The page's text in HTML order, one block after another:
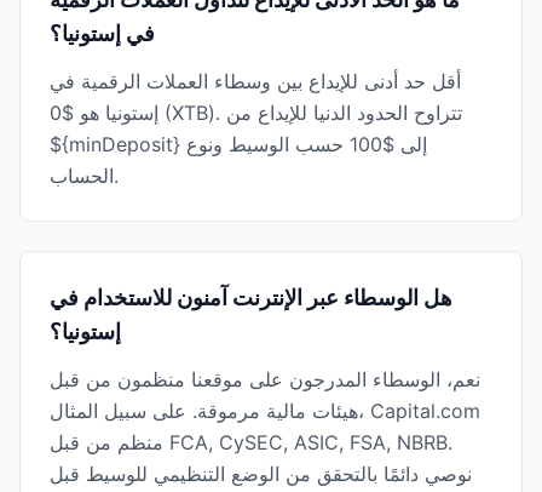
في إستونيا؟
أقل حد أدنى للإيداع بين وسطاء العملات الرقمية في
إستونيا هو $0 (XTB). تتراوح الحدود الدنيا للإيداع من
${minDeposit} إلى $100 حسب الوسيط ونوع
الحساب.
هل الوسطاء عبر الإنترنت آمنون للاستخدام في
إستونيا؟
نعم، الوسطاء المدرجون على موقعنا منظمون من قبل
هيئات مالية مرموقة. على سبيل المثال، Capital.com
منظم من قبل FCA, CySEC, ASIC, FSA, NBRB.
نوصي دائمًا بالتحقق من الوضع التنظيمي للوسيط قبل